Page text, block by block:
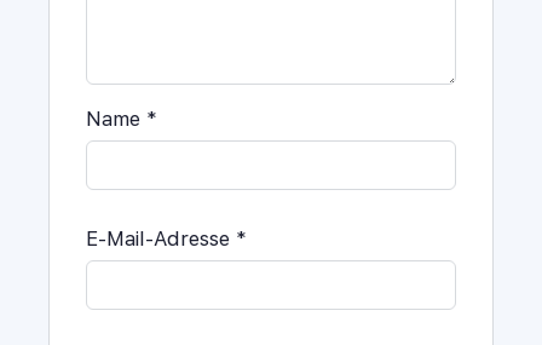
Name *
E-Mail-Adresse *